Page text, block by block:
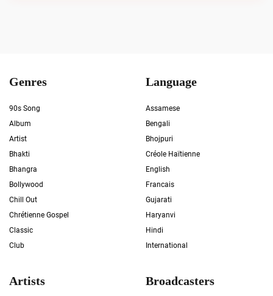
Genres
90s Song
Album
Artist
Bhakti
Bhangra
Bollywood
Chill Out
Chrétienne Gospel
Classic
Club
Language
Assamese
Bengali
Bhojpuri
Créole Haïtienne
English
Francais
Gujarati
Haryanvi
Hindi
International
Artists Broadcasters